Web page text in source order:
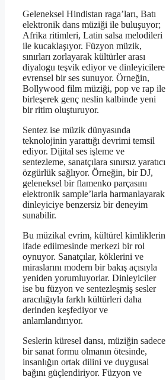
Geleneksel Hindistan raga’ları, Batı
elektronik dans müziği ile buluşuyor;
Afrika ritimleri, Latin salsa melodileri
ile kucaklaşıyor. Füzyon müzik,
sınırları zorlayarak kültürler arası
diyalogu teşvik ediyor ve dinleyicilere
evrensel bir ses sunuyor. Örneğin,
Bollywood film müziği, pop ve rap ile
birleşerek genç neslin kalbinde yeni
bir ritim oluşturuyor.
Sentez ise müzik dünyasında
teknolojinin yarattığı devrimi temsil
ediyor. Dijital ses işleme ve
sentezleme, sanatçılara sınırsız yaratıcı
özgürlük sağlıyor. Örneğin, bir DJ,
geleneksel bir flamenko parçasını
elektronik sample’larla harmanlayarak
dinleyiciye benzersiz bir deneyim
sunabilir.
Bu müzikal evrim, kültürel kimliklerin
ifade edilmesinde merkezi bir rol
oynuyor. Sanatçılar, köklerini ve
miraslarını modern bir bakış açısıyla
yeniden yorumluyorlar. Dinleyiciler
ise bu füzyon ve sentezleşmiş sesler
aracılığıyla farklı kültürleri daha
derinden keşfediyor ve
anlamlandırıyor.
Seslerin küresel dansı, müziğin sadece
bir sanat formu olmanın ötesinde,
insanlığın ortak dilini ve duygusal
bağını güçlendiriyor. Füzyon ve